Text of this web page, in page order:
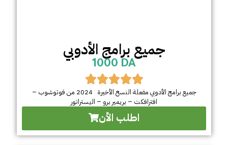
جميع برامج الأدوبي
1000 DA
جميع برامج الأدوبي مفعلة النسخ الأخيرة 2024 من فوتوشوب –
افترافكت – بريمير برو – اليستراتور
اطلب الأن